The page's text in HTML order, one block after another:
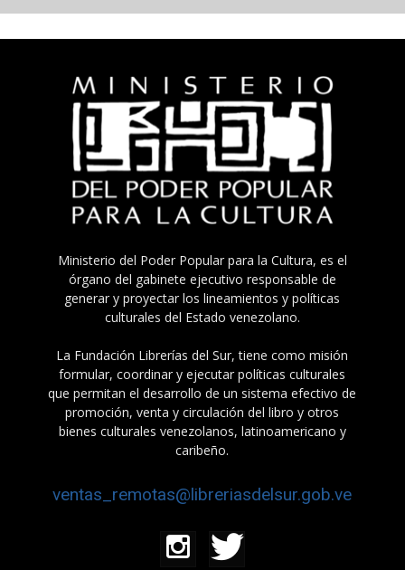
Ministerio del Poder Popular para la Cultura, es el
órgano del gabinete ejecutivo responsable de
generar y proyectar los lineamientos y políticas
culturales del Estado venezolano.
La Fundación Librerías del Sur, tiene como misión
formular, coordinar y ejecutar políticas culturales
que permitan el desarrollo de un sistema efectivo de
promoción, venta y circulación del libro y otros
bienes culturales venezolanos, latinoamericano y
caribeño.
ventas_remotas@libreriasdelsur.gob.ve